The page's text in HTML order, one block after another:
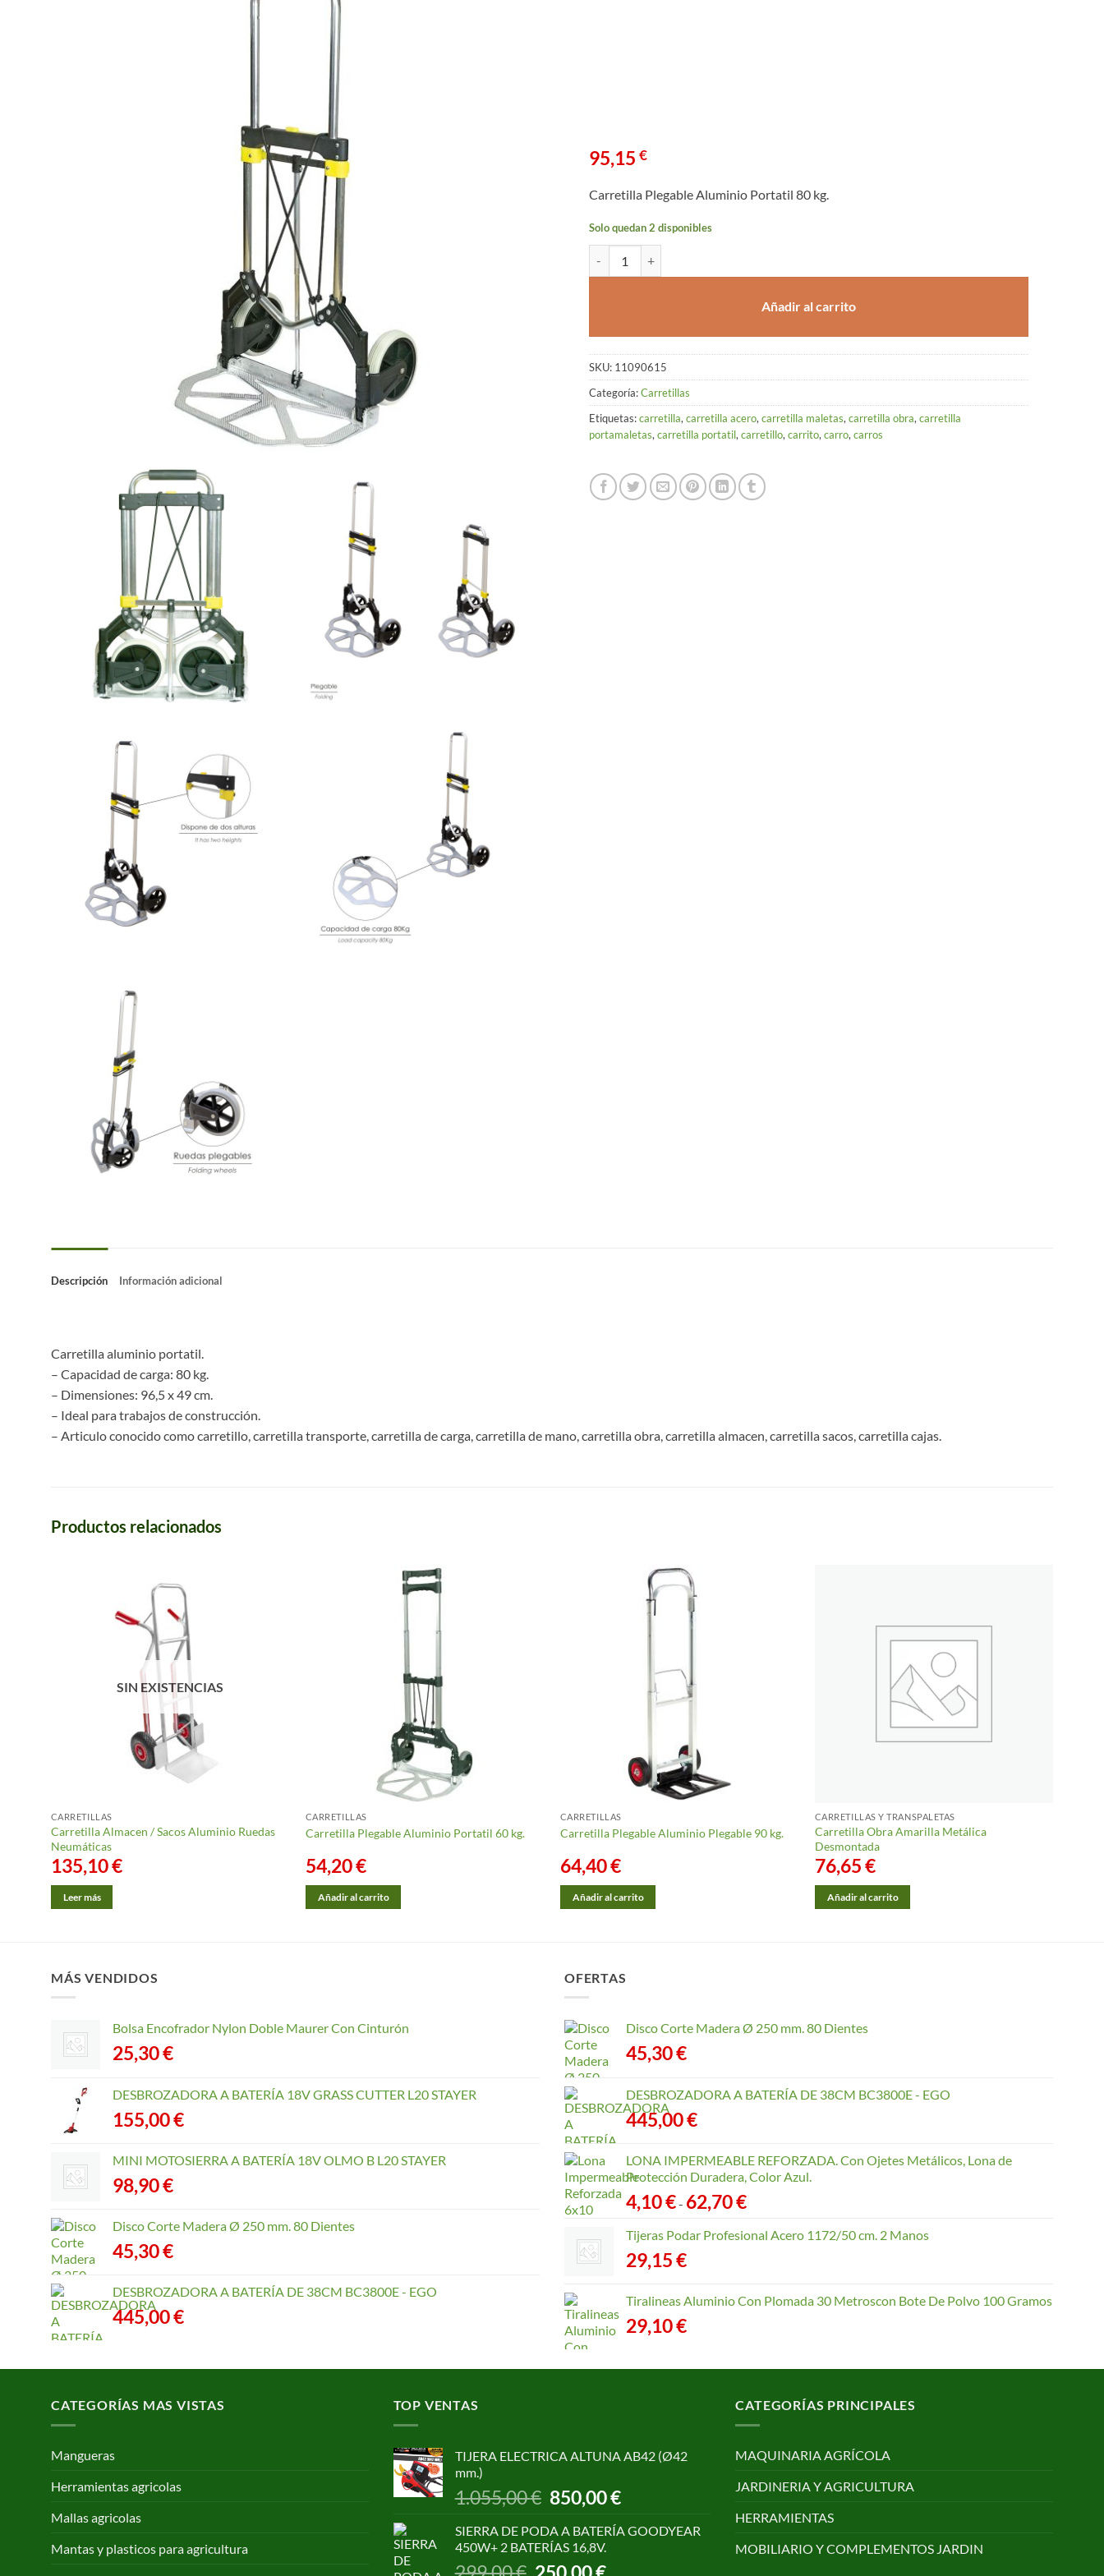
95,15 €
Carretilla Plegable Aluminio Portatil 80 kg.
Solo quedan 2 disponibles
Añadir al carrito
SKU: 11090615
Categoría:Carretillas
Etiquetas:carretilla, carretilla acero, carretilla maletas, carretilla obra, carretilla
portamaletas, carretilla portatil, carretillo, carrito, carro, carros
Descripción Información adicional
Carretilla aluminio portatil.
– Capacidad de carga: 80 kg.
– Dimensiones: 96,5 x 49 cm.
– Ideal para trabajos de construcción.
– Articulo conocido como carretillo, carretilla transporte, carretilla de carga, carretilla de mano, carretilla obra, carretilla almacen, carretilla sacos, carretilla cajas.
Productos relacionados
SIN EXISTENCIAS
CARRETILLAS
Carretilla Almacen / Sacos Aluminio Ruedas
Neumáticas
135,10€
Leer más
CARRETILLAS
Carretilla Plegable Aluminio Portatil 60 kg.
54,20€
Añadir al carrito
CARRETILLAS
Carretilla Plegable Aluminio Plegable 90 kg.
64,40€
Añadir al carrito
CARRETILLAS Y TRANSPALETAS
Carretilla Obra Amarilla Metálica
Desmontada
76,65€
Añadir al carrito
MÁS VENDIDOS
Bolsa Encofrador Nylon Doble Maurer Con Cinturón
25,30€
DESBROZADORA A BATERÍA 18V GRASS CUTTER L20 STAYER
155,00€
MINI MOTOSIERRA A BATERÍA 18V OLMO B L20 STAYER
98,90€
Disco Corte Madera Ø 250 mm. 80 Dientes
45,30€
DESBROZADORA A BATERÍA DE 38CM BC3800E - EGO
445,00€
OFERTAS
Disco Corte Madera Ø 250 mm. 80 Dientes
45,30€
DESBROZADORA A BATERÍA DE 38CM BC3800E - EGO
445,00€
LONA IMPERMEABLE REFORZADA. Con Ojetes Metálicos, Lona de
Protección Duradera, Color Azul.
4,10€- 62,70€Rango
precios:
62,70 €
Tijeras Podar Profesional Acero 1172/50 cm. 2 Manos
29,15€
Tiralineas Aluminio Con Plomada 30 Metroscon Bote De Polvo 100 Gramos
29,10€
CATEGORÍAS MAS VISTAS
Mangueras
Herramientas agricolas
Mallas agricolas
Mantas y plasticos para agricultura
TOP VENTAS
TIJERA ELECTRICA ALTUNA AB42 (Ø42
mm.)
1.055,00€ El
precio
original
era:
850,00€El
precio
actual
SIERRA DE PODA A BATERÍA GOODYEAR
450W+ 2 BATERÍAS 16,8V.
El El
CATEGORÍAS PRINCIPALES
MAQUINARIA AGRÍCOLA
JARDINERIA Y AGRICULTURA
HERRAMIENTAS
MOBILIARIO Y COMPLEMENTOS JARDIN